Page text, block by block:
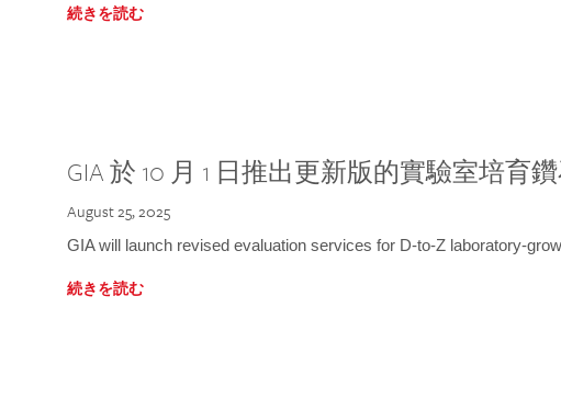
続きを読む
GIA 於 10 月 1 日推出更新版的實驗室培育
August 25, 2025
GIA will launch revised evaluation services for D-to-Z laboratory-
続きを読む